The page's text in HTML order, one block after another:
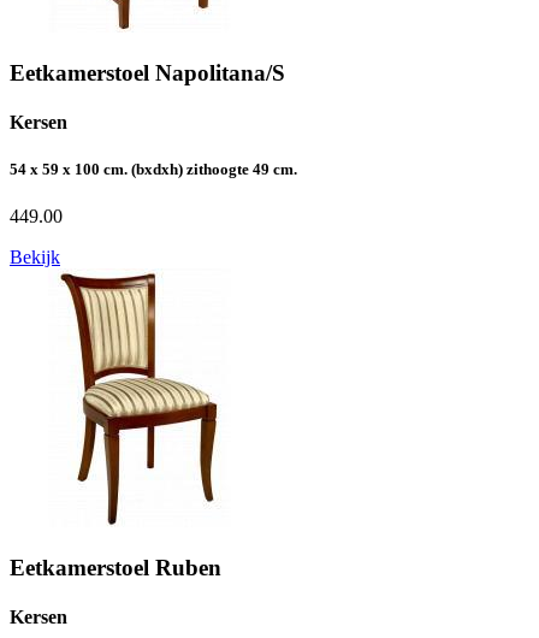
Eetkamerstoel Napolitana/S
Kersen
54 x 59 x 100 cm. (bxdxh) zithoogte 49 cm.
449.00
Bekijk
Eetkamerstoel Ruben
Kersen